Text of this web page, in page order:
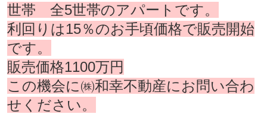
世帯 全5世帯のアパートです。
利回りは15％のお手頃価格で販売開始
です。
販売価格1100万円
この機会に㈱和幸不動産にお問い合わ
せください。